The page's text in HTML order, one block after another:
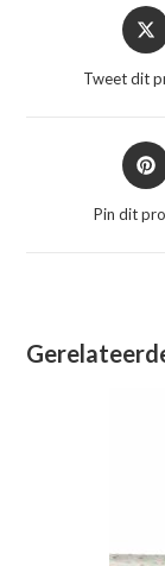
in
nieuw
Tweet dit
in
nieuw
Pin dit